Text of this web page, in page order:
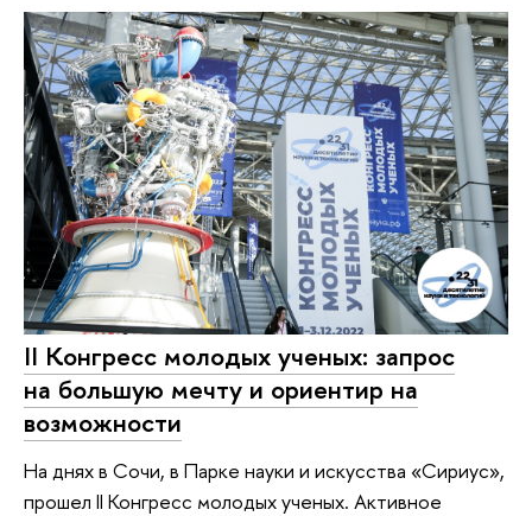
II Конгресс молодых ученых: запрос
на большую мечту и ориентир на
возможности
На днях в Сочи, в Парке науки и искусства «Сириус»,
прошел II Конгресс молодых ученых. Активное